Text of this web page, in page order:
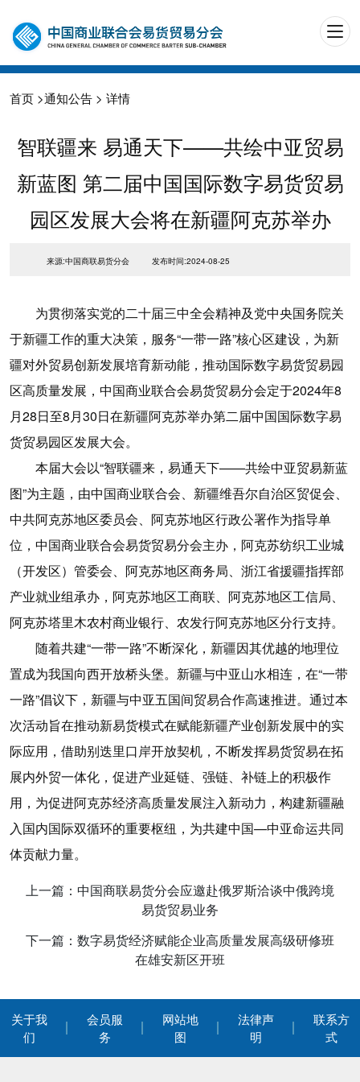
首页 >通知公告 > 详情
智联疆来 易通天下——共绘中亚贸易
新蓝图 第二届中国国际数字易货贸易
园区发展大会将在新疆阿克苏举办
来源:中国商联易货分会 发布时间:2024-08-25
为贯彻落实党的二十届三中全会精神及党中央国务院关
于新疆工作的重大决策，服务“一带一路”核心区建设，为新
疆对外贸易创新发展培育新动能，推动国际数字易货贸易园
区高质量发展，中国商业联合会易货贸易分会定于2024年8
月28日至8月30日在新疆阿克苏举办第二届中国国际数字易
货贸易园区发展大会。
本届大会以“智联疆来，易通天下——共绘中亚贸易新蓝
图”为主题，由中国商业联合会、新疆维吾尔自治区贸促会、
中共阿克苏地区委员会、阿克苏地区行政公署作为指导单
位，中国商业联合会易货贸易分会主办，阿克苏纺织工业城
（开发区）管委会、阿克苏地区商务局、浙江省援疆指挥部
产业就业组承办，阿克苏地区工商联、阿克苏地区工信局、
阿克苏塔里木农村商业银行、农发行阿克苏地区分行支持。
随着共建“一带一路”不断深化，新疆因其优越的地理位
置成为我国向西开放桥头堡。新疆与中亚山水相连，在“一带
一路”倡议下，新疆与中亚五国间贸易合作高速推进。通过本
次活动旨在推动新易货模式在赋能新疆产业创新发展中的实
际应用，借助别迭里口岸开放契机，不断发挥易货贸易在拓
展内外贸一体化，促进产业延链、强链、补链上的积极作
用，为促进阿克苏经济高质量发展注入新动力，构建新疆融
入国内国际双循环的重要枢纽，为共建中国—中亚命运共同
体贡献力量。
上一篇：中国商联易货分会应邀赴俄罗斯洽谈中俄跨境
易货贸易业务
下一篇：数字易货经济赋能企业高质量发展高级研修班
在雄安新区开班
关于我
们
会员服
务
网站地
图
法律声
明
联系方
式